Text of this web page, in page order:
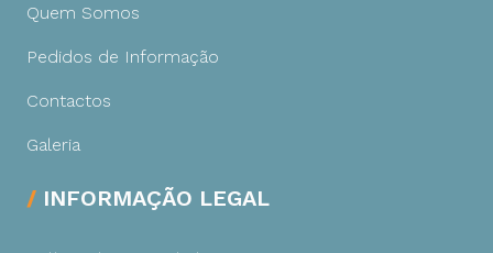
Quem Somos
Pedidos de Informação
Contactos
Galeria
INFORMAÇÃO LEGAL